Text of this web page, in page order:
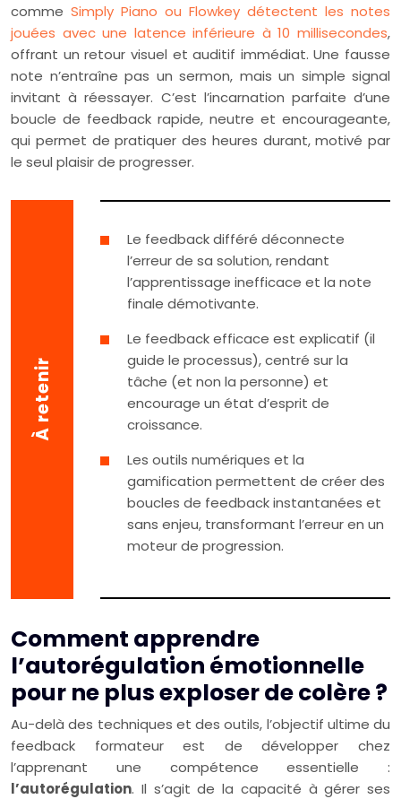
comme Simply Piano ou Flowkey détectent les notes
jouées avec une latence inférieure à 10 millisecondes,
offrant un retour visuel et auditif immédiat. Une fausse
note n’entraîne pas un sermon, mais un simple signal
invitant à réessayer. C’est l’incarnation parfaite d’une
boucle de feedback rapide, neutre et encourageante,
qui permet de pratiquer des heures durant, motivé par
le seul plaisir de progresser.
À retenir
Le feedback différé déconnecte
l’erreur de sa solution, rendant
l’apprentissage inefficace et la note
finale démotivante.
Le feedback efficace est explicatif (il
guide le processus), centré sur la
tâche (et non la personne) et
encourage un état d’esprit de
croissance.
Les outils numériques et la
gamification permettent de créer des
boucles de feedback instantanées et
sans enjeu, transformant l’erreur en un
moteur de progression.
Comment apprendre
l’autorégulation émotionnelle
pour ne plus exploser de colère ?
Au-delà des techniques et des outils, l’objectif ultime du
feedback formateur est de développer chez
l’apprenant une compétence essentielle :
l’autorégulation. Il s’agit de la capacité à gérer ses